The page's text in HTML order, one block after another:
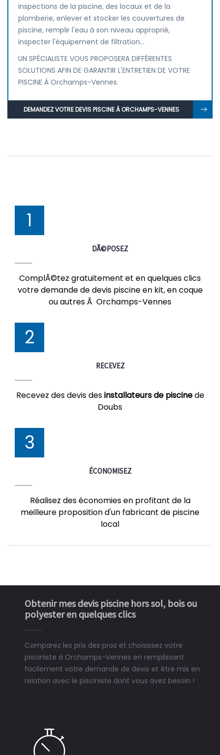
inspections de la piscine, des locaux et de la
plomberie, enlever et stocker les couvertures de
piscine, remplir l'eau à son niveau approprié,
inspecter l'équipement de filtration...
UN SPÉCIALISTE VOUS PROPOSERA DIFFÉRENTES
SOLUTIONS AFIN DE GARANTIR L'ENTRETIEN DE VOTRE
PISCINE À Orchamps-Vennes.
DEMANDEZ VOTRE DEVIS PISCINE À ORCHAMPS-VENNES
1
DÃ©POSEZ
ComplÃ©tez gratuitement et en quelques clics
votre demande de devis piscine en kit, en coque
ou autres Ã Orchamps-Vennes
2
RECEVEZ
Recevez des devis desinstallateurs de piscinede
Doubs
3
ÉCONOMISEZ
Réalisez des économies en profitant de la
meilleure proposition d'un fabricant de piscine
local
Obtenir mes devis piscine hors sol, bois ou
polyester en quelques clics
Comparez les prix des pros et choisissez votre
pisciniste à Orchamps-Vennes en remplissant
facilement votre demande de devis et être mis en
relation avec le pisciniste dont vous avez besoin !